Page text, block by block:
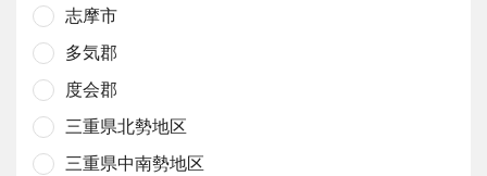
志摩市
多気郡
度会郡
三重県北勢地区
三重県中南勢地区